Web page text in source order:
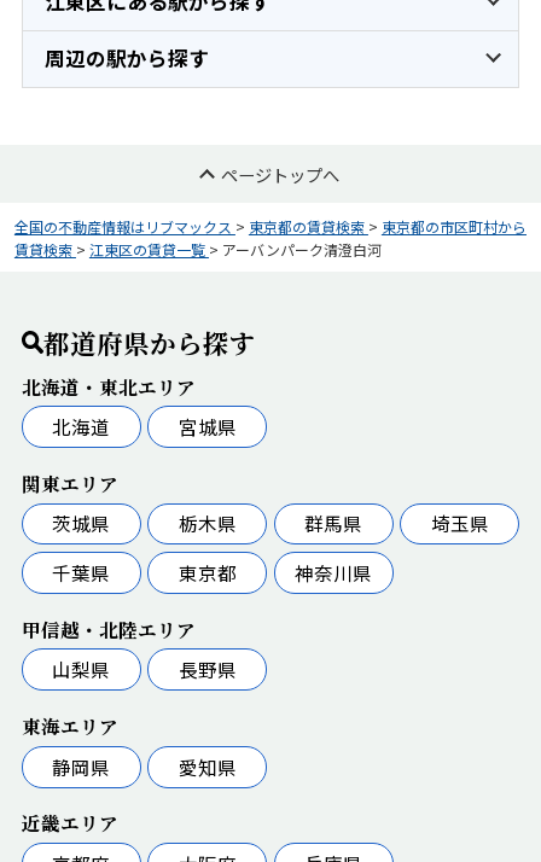
周辺の駅から探す
ページトップへ
全国の不動産情報はリブマックス > 東京都の賃貸検索 > 東京都の市区町村から
賃貸検索 > 江東区の賃貸一覧 > アーバンパーク清澄白河
都道府県から探す
北海道・東北エリア
北海道
宮城県
関東エリア
茨城県
栃木県 群馬県
埼玉県
千葉県
東京都 神奈川県
甲信越・北陸エリア
山梨県
長野県
東海エリア
静岡県
愛知県
近畿エリア